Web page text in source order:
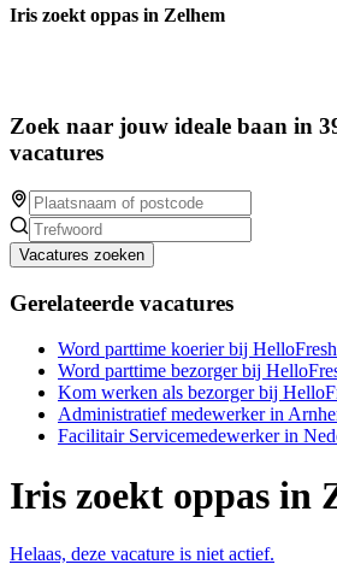
Iris zoekt oppas in Zelhem
Zoek naar jouw ideale baan in
vacatures
Vacatures zoeken
Gerelateerde vacatures
Word parttime koerier bij
Word parttime bezorger bij
Kom werken als bezorger bij
Administratief medewerker in
Facilitair Servicemedewerker in
Iris zoekt oppas in
Helaas, deze vacature is niet actief.